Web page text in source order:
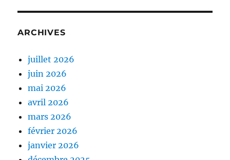
ARCHIVES
juillet 2026
juin 2026
mai 2026
avril 2026
mars 2026
février 2026
janvier 2026